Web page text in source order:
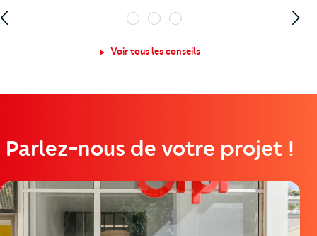
1 2 3
Voir tous les conseils
Parlez-nous de votre projet !
https://cutjhqvjma.cloudimg.io/_prod_/telemaque/